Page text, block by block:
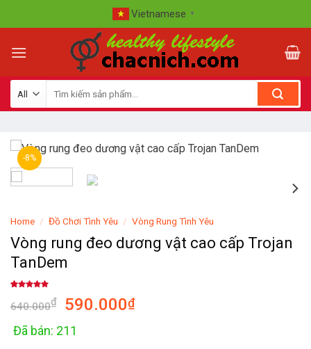
to
Vietnamese ▼
-8%
Home / Đồ Chơi Tình Yêu / Vòng Rung Tình Yêu
Vòng rung đeo dương vật cao cấp Trojan
TanDem
out of 5
based on
ratings
640.000₫ 590.000₫
Đã bán: 211